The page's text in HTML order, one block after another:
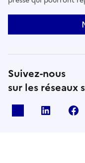
Suivez-nous
sur les réseaux
Linkedin